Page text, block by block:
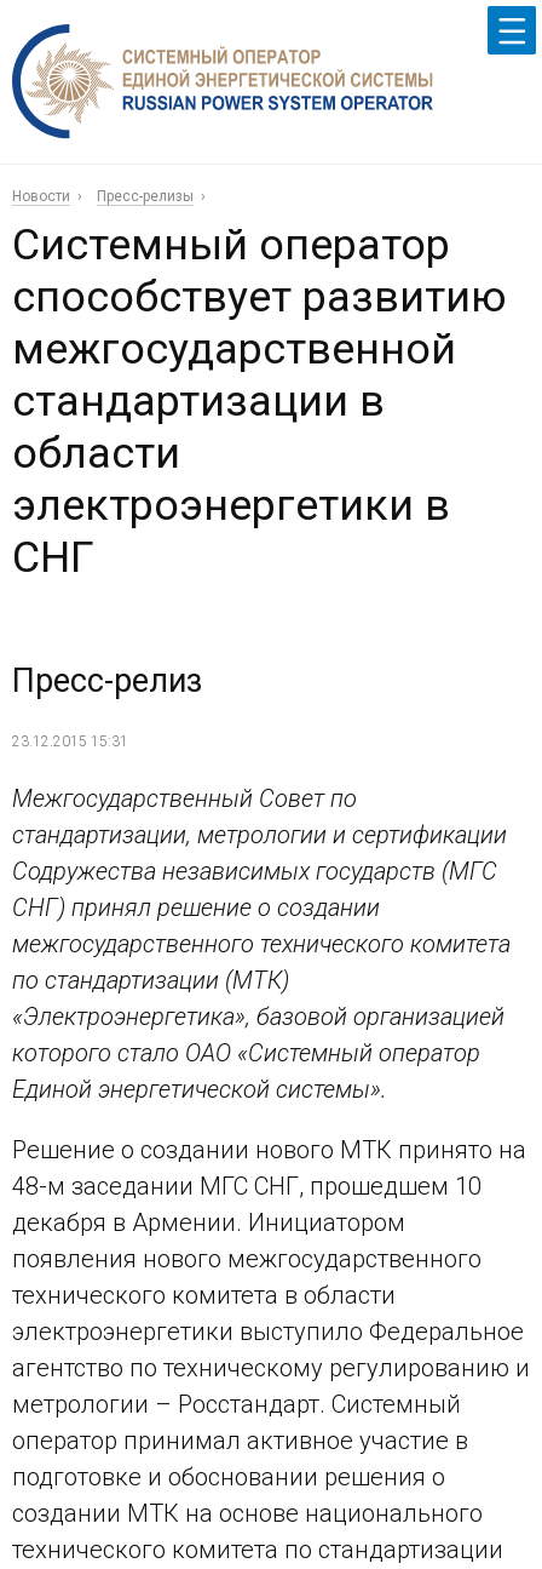
Новости Пресс-релизы
Системный оператор
способствует развитию
межгосударственной
стандартизации в
области
электроэнергетики в
СНГ
Пресс-релиз
23.12.2015 15:31
Межгосударственный Совет по
стандартизации, метрологии и сертификации
Содружества независимых государств (МГС
СНГ) принял решение о создании
межгосударственного технического комитета
по стандартизации (МТК)
«Электроэнергетика», базовой организацией
которого стало ОАО «Системный оператор
Единой энергетической системы».
Решение о создании нового МТК принято на
48-м заседании МГС СНГ, прошедшем 10
декабря в Армении. Инициатором
появления нового межгосударственного
технического комитета в области
электроэнергетики выступило Федеральное
агентство по техническому регулированию и
метрологии – Росстандарт. Системный
оператор принимал активное участие в
подготовке и обосновании решения о
создании МТК на основе национального
технического комитета по стандартизации